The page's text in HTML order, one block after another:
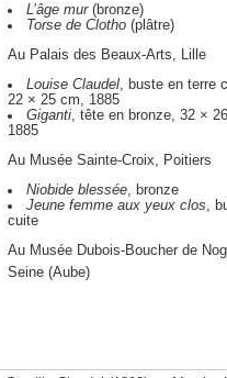
L’âge mur(bronze)
Torse de Clotho (plâtre)
Au Palais des Beaux-Arts, Lille
Louise Claudel, buste en terre
22 ×25 cm, 1885
Giganti, tête en bronze, 32 ×
1885
Au Musée Sainte-Croix, Poitiers
Niobide blessée, bronze
Jeune femme aux yeux clos,
cuite
Au Musée Dubois-Boucher de
Seine (Aube)